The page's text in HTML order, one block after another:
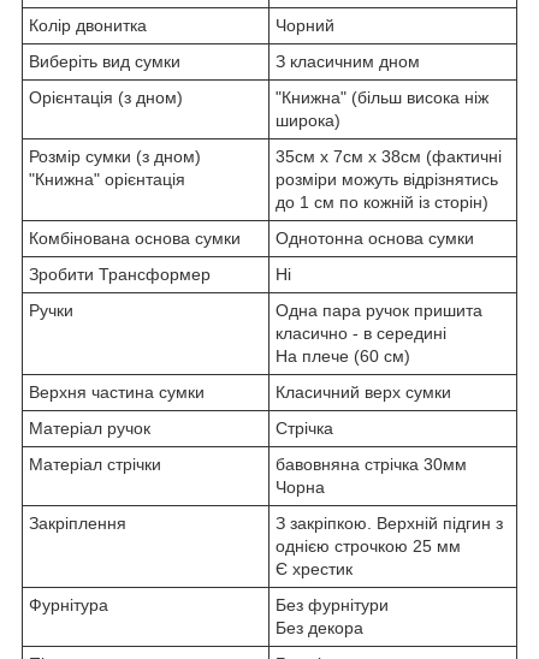
Колір двонитка
Чорний
Виберіть вид сумки
З класичним дном
Орієнтація (з дном)
"Книжна" (більш висока ніж
широка)
Розмір сумки (з дном)
"Книжна" орієнтація
35см х 7см х 38см (фактичні
розміри можуть відрізнятись
до 1 см по кожній із сторін)
Комбінована основа сумки
Однотонна основа сумки
Зробити Трансформер
Ні
Ручки
Одна пара ручок пришита
класично - в середині
На плече (60 см)
Верхня частина сумки
Класичний верх сумки
Матеріал ручок
Стрічка
Матеріал стрічки
бавовняна стрічка 30мм
Чорна
Закріплення
З закріпкою. Верхній підгин з
однією строчкою 25 мм
Є хрестик
Фурнітура
Без фурнітури
Без декора